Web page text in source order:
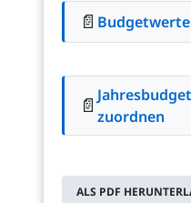
📄
📄zuordnen
ALS PDF